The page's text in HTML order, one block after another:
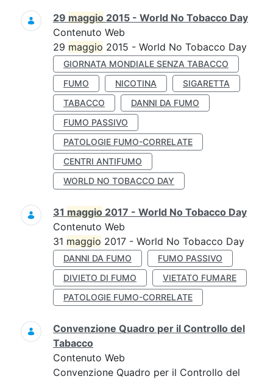
Ricerca
29 maggio 2015 - World No Tobacco Day
Contenuto Web
29 maggio 2015 - World No Tobacco Day
GIORNATA MONDIALE SENZA TABACCO
FUMO
NICOTINA
SIGARETTA
TABACCO
DANNI DA FUMO
FUMO PASSIVO
PATOLOGIE FUMO-CORRELATE
CENTRI ANTIFUMO
WORLD NO TOBACCO DAY
31 maggio 2017 - World No Tobacco Day
Contenuto Web
31 maggio 2017 - World No Tobacco Day
DANNI DA FUMO
FUMO PASSIVO
DIVIETO DI FUMO
VIETATO FUMARE
PATOLOGIE FUMO-CORRELATE
Convenzione Quadro per il Controllo del
Tabacco
Contenuto Web
Convenzione Quadro per il Controllo del